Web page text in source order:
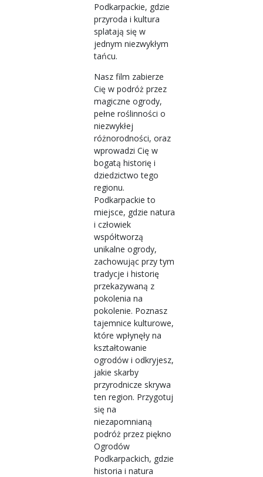
Podkarpackie, gdzie
przyroda i kultura
splatają się w
jednym niezwykłym
tańcu.
Nasz film zabierze
Cię w podróż przez
magiczne ogrody,
pełne roślinności o
niezwykłej
różnorodności, oraz
wprowadzi Cię w
bogatą historię i
dziedzictwo tego
regionu.
Podkarpackie to
miejsce, gdzie natura
i człowiek
współtworzą
unikalne ogrody,
zachowując przy tym
tradycje i historię
przekazywaną z
pokolenia na
pokolenie. Poznasz
tajemnice kulturowe,
które wpłynęły na
kształtowanie
ogrodów i odkryjesz,
jakie skarby
przyrodnicze skrywa
ten region. Przygotuj
się na
niezapomnianą
podróż przez piękno
Ogrodów
Podkarpackich, gdzie
historia i natura